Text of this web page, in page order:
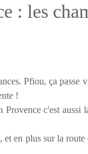
: les
Pfiou, ça passe
!
c'est aussi
en plus sur la